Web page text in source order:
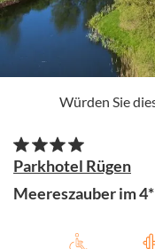
Würden Sie
Parkhotel Rügen
Meereszauber im